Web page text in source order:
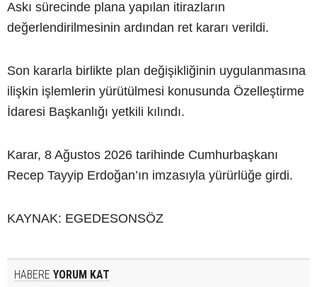
Askı sürecinde plana yapılan itirazların
değerlendirilmesinin ardından ret kararı verildi.
Son kararla birlikte plan değişikliğinin uygulanmasına
ilişkin işlemlerin yürütülmesi konusunda Özelleştirme
İdaresi Başkanlığı yetkili kılındı.
Karar, 8 Ağustos 2026 tarihinde Cumhurbaşkanı
Recep Tayyip Erdoğan’ın imzasıyla yürürlüğe girdi.
KAYNAK: EGEDESONSÖZ
HABERE YORUM KAT